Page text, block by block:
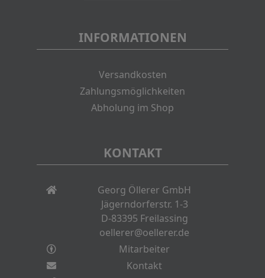
INFORMATIONEN
Versandkosten
Zahlungsmöglichkeiten
Abholung im Shop
KONTAKT
Georg Öllerer GmbH
Jägerndorferstr. 1-3
D-83395 Freilassing
oellerer@oellerer.de
Mitarbeiter
Kontakt